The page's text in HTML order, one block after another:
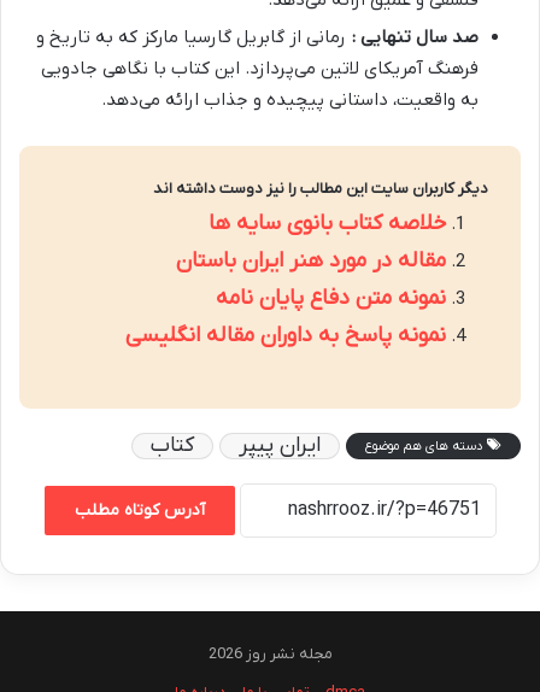
صد سال تنهایی : رمانی از گابریل گارسیا مارکز که به تاریخ و
فرهنگ آمریکای لاتین می‌پردازد. این کتاب با نگاهی جادویی
به واقعیت، داستانی پیچیده و جذاب ارائه می‌دهد.
دیگر کاربران سایت این مطالب را نیز دوست داشته اند
خلاصه کتاب بانوی سایه ها
مقاله در مورد هنر ایران باستان
نمونه متن دفاع پایان نامه
نمونه پاسخ به داوران مقاله انگلیسی
دسته های هم موضوع ایران پیپر کتاب
آدرس کوتاه مطلب
مجله نشر روز 2026